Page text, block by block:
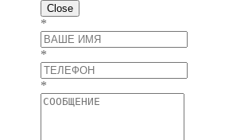
Close
*
*
*